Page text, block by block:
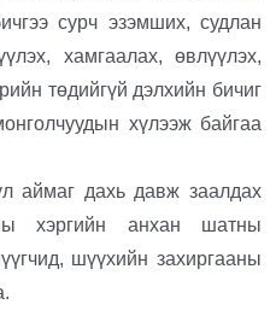
сурч эзэмших, судлан
хамгаалах, өвлүүлэх,
төдийгүй дэлхийн бичиг
хүлээж байгаа
дахь давж заалдах
хэргийн анхан шатны
шүүхийн захиргааны